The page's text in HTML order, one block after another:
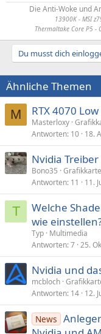
Die Anti-Woke und
13900K - MSI
Thermaltake Core P5 -
Du musst dich
Ähnliche Themen
M RTX 4070
Masterloxy
Antworten 10 18.
Nvidia
Bono35
Antworten 11 11.
T
Welche
wie
Typ Multimedia
Antworten 7 25.
Nvidia und
mcbloch
Antworten 14 12.
News